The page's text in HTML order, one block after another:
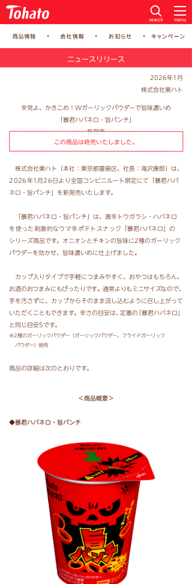
ニュースリリース
2026年1月
株式会社東ハト
辛党よ、かきこめ！Wガーリックパウダーで旨味濃いめ
「暴君ハバネロ・旨パンチ」
新発売
この商品は終売いたしました。
株式会社東ハト（本社：東京都豊島区、社長：滝沢康郎）は、
2026年1月26日より全国コンビニルート限定にて「暴君ハバ
ネロ・旨パンチ」を新発売いたします。
「暴君ハバネロ・旨パンチ」は、激辛トウガラシ・ハバネロ
を使った刺激的なウマ辛ポテトスナック「暴君ハバネロ」の
シリーズ商品です。オニオンとチキンの旨味に2種のガーリック
パウダーを効かせ、旨味濃いめに仕上げました。
カップ入りタイプで手軽につまみやすく、おやつはもちろん、
お酒のおつまみにもぴったりです。通常よりもミニサイズなので、
手を汚さずに、カップからそのまま流し込むように召し上がって
いただくこともできます。辛さの目安は、定番の「暴君ハバネロ
と同じ目安5です。
※2種のガーリックパウダー（ガーリックパウダー、フライドガーリック
パウダー）使用
商品の詳細は次のとおりです。
＜商品概要＞
◆暴君ハバネロ・旨パンチ